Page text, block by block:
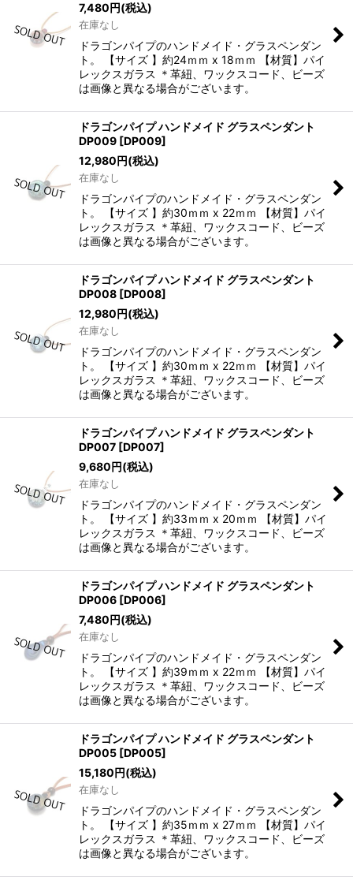
7,480円(税込)
在庫なし
ドラゴンパイプのハンドメイド・グラスペンダン
ト。 【サイズ 】約24ｍｍ x 18ｍｍ 【材質】パイ
レックスガラス ＊革紐、ワックスコード、ビーズ
は画像と異なる場合がございます。
ドラゴンパイプ ハンドメイド グラスペンダント
DP009 [DP009]
12,980円(税込)
在庫なし
ドラゴンパイプのハンドメイド・グラスペンダン
ト。 【サイズ 】約30ｍｍ x 22ｍｍ 【材質】パイ
レックスガラス ＊革紐、ワックスコード、ビーズ
は画像と異なる場合がございます。
ドラゴンパイプ ハンドメイド グラスペンダント
DP008 [DP008]
12,980円(税込)
在庫なし
ドラゴンパイプのハンドメイド・グラスペンダン
ト。 【サイズ 】約30ｍｍ x 22ｍｍ 【材質】パイ
レックスガラス ＊革紐、ワックスコード、ビーズ
は画像と異なる場合がございます。
ドラゴンパイプ ハンドメイド グラスペンダント
DP007 [DP007]
9,680円(税込)
在庫なし
ドラゴンパイプのハンドメイド・グラスペンダン
ト。 【サイズ 】約33ｍｍ x 20ｍｍ 【材質】パイ
レックスガラス ＊革紐、ワックスコード、ビーズ
は画像と異なる場合がございます。
ドラゴンパイプ ハンドメイド グラスペンダント
DP006 [DP006]
7,480円(税込)
在庫なし
ドラゴンパイプのハンドメイド・グラスペンダン
ト。 【サイズ 】約39ｍｍ x 22ｍｍ 【材質】パイ
レックスガラス ＊革紐、ワックスコード、ビーズ
は画像と異なる場合がございます。
ドラゴンパイプ ハンドメイド グラスペンダント
DP005 [DP005]
15,180円(税込)
在庫なし
ドラゴンパイプのハンドメイド・グラスペンダン
ト。 【サイズ 】約35ｍｍ x 27ｍｍ 【材質】パイ
レックスガラス ＊革紐、ワックスコード、ビーズ
は画像と異なる場合がございます。